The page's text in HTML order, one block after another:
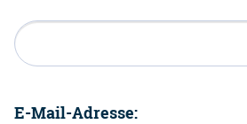
E-Mail-Adresse: